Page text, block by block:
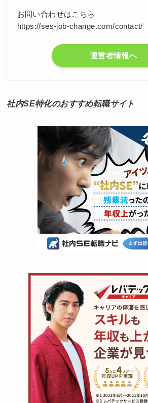
お問い合わせはこちら
https://ses-job-change.com/contact/
運営者情報へ
社内SE特化のおすすめ転職サイト